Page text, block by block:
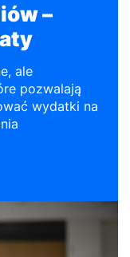
–
ale
pozwalają
wydatki na